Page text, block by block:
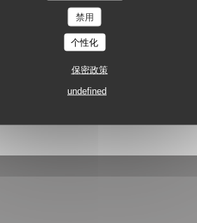
禁用
个性化
保密政策
undefined
质价比: 5/5
3